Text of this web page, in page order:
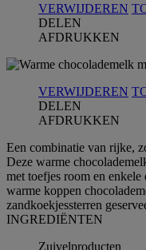
VERWIJDEREN
DELEN
AFDRUKKEN
VERWIJDEREN
DELEN
AFDRUKKEN
Een combinatie van rijke,
Deze warme
met toefjes room en
warme koppen
zandkoekjessterren
INGREDIЁNTEN
Zuivelproducten